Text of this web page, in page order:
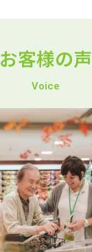
お客様の声
Voice